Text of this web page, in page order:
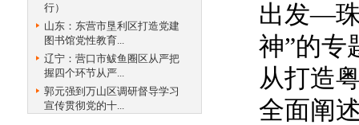
行）
山东：东营市垦利区打造党建
图书馆党性教育...
辽宁：营口市鲅鱼圈区从严把
握四个环节从严...
郭元强到万山区调研督导学习
宣传贯彻党的十...
出发—
神”的专
从打造
全面阐